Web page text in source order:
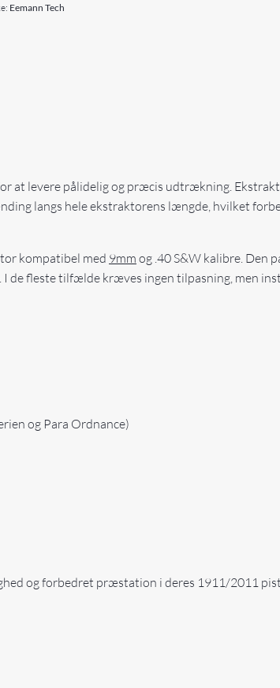
Eemann Tech
at levere pålidelig og præcis udtrækning.
langs hele ekstraktorens længde, hvilket
kompatibel med 9mm og .40 S&W kalibre. Den
I de fleste tilfælde kræves ingen tilpasning, men
og Para Ordnance)
og forbedret præstation i deres 1911/2011